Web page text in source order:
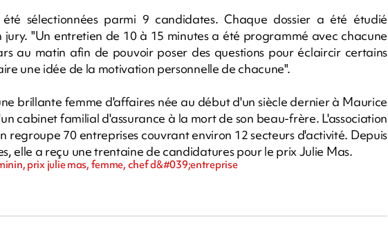
sélectionnées parmi 9 candidates. Chaque dossier a été étudié
"Un entretien de 10 à 15 minutes a été programmé avec chacune
au matin afin de pouvoir poser des questions pour éclaircir certains
une idée de la motivation personnelle de chacune".
brillante femme d'affaires née au début d'un siècle dernier à Maurice
cabinet familial d'assurance à la mort de son beau-frère. L'association
regroupe 70 entreprises couvrant environ 12 secteurs d'activité. Depuis
elle a reçu une trentaine de candidatures pour le prix Julie Mas.
prix julie mas, femme, chef d&#039;entreprise